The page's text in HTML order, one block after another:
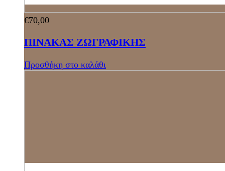
€70,00
ΠΙΝΑΚΑΣ ΖΩΓΡΑΦΙΚΗΣ
Προσθήκη στο καλάθι